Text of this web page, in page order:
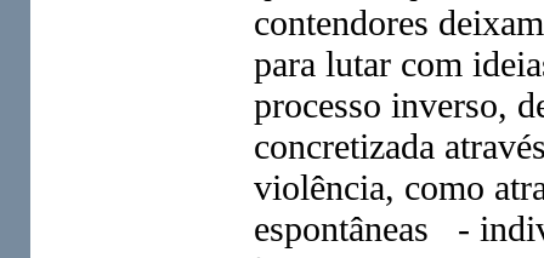
contendores
para lutar com
processo inverso,
concretizada
violência, como
espontâneas -